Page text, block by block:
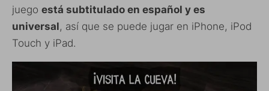
juego está subtitulado en español y es
universal, así que se puede jugar en iPhone, iPod
Touch y iPad.